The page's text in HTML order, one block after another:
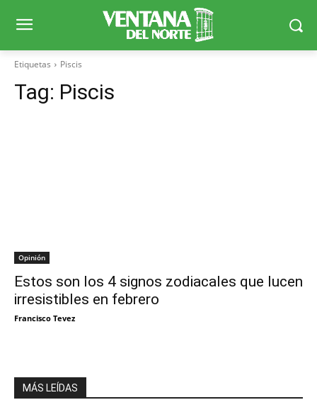
Etiquetas Piscis
Tag: Piscis
Opinión
Estos son los 4 signos zodiacales que lucen
irresistibles en febrero
Francisco Tevez
MÁS LEÍDAS